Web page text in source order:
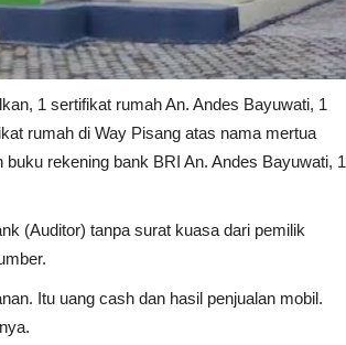
1 sertifikat rumah An. Andes Bayuwati, 1
rumah di Way Pisang atas nama mertua
rekening bank BRI An. Andes Bayuwati, 1
(Auditor) tanpa surat kuasa dari pemilik
Itu uang cash dan hasil penjualan mobil.